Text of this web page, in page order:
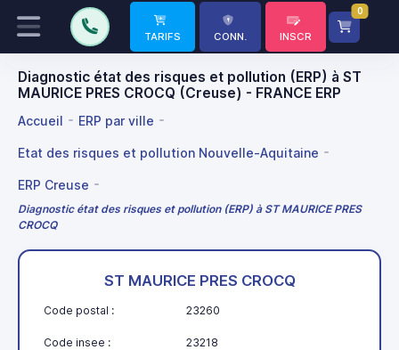
TARIFS CONN. INSCR
0
Diagnostic état des risques et pollution (ERP) à ST
MAURICE PRES CROCQ (Creuse) - FRANCE ERP
Accueil ERP par ville
Etat des risques et pollution Nouvelle-Aquitaine
ERP Creuse
Diagnostic état des risques et pollution (ERP) à ST MAURICE PRES
CROCQ
ST MAURICE PRES CROCQ
Code postal : 23260
Code insee : 23218